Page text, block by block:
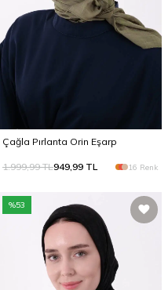
Çağla Pırlanta Orin Eşarp
1.999,99TL949,99 TL 16 Renk
%53